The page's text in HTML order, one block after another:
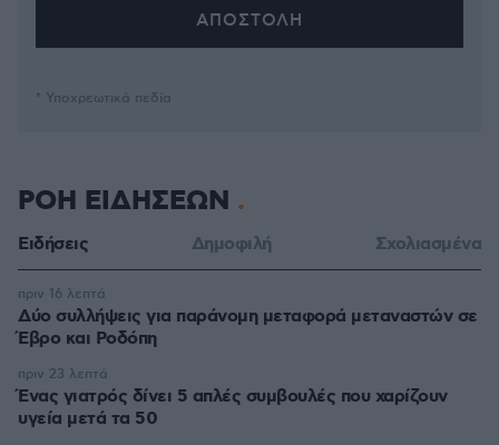
* Υποχρεωτικά πεδία
ΡΟΗ ΕΙΔΗΣΕΩΝ
Ειδήσεις Δημοφιλή Σχολιασμένα
Δύο συλλήψεις για παράνομη μεταφορά μεταναστών σε
Έβρο και Ροδόπη
πριν 16 λεπτά
Ένας γιατρός δίνει 5 απλές συμβουλές που χαρίζουν
υγεία μετά τα 50
πριν 23 λεπτά